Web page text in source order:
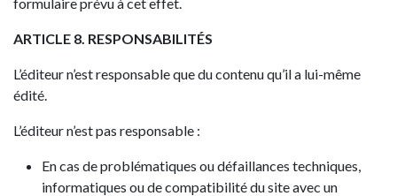
ARTICLE 8. RESPONSABILITÉS
L’éditeur n’est responsable que du contenu qu’il a lui-même
édité.
L’éditeur n’est pas responsable :
En cas de problématiques ou défaillances techniques,
informatiques ou de compatibilité du site avec un